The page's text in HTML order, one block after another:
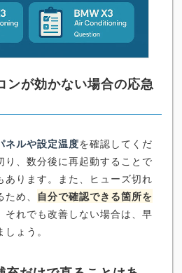
ンが効かない場合の応急
ネルや設定温度を確認してくだ
り、数分後に再起動することで
あります。また、ヒューズ切れ
め、 自分で確認できる箇所を
それでも改善しない場合は、早
ょう。